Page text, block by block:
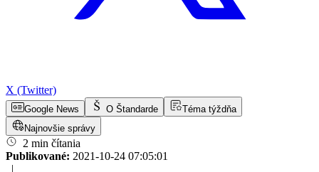
X (Twitter)
Google News O Štandarde
Téma týždňa
Najnovšie správy
2 min čítania
Publikované: 2021-10-24 07:05:01
|